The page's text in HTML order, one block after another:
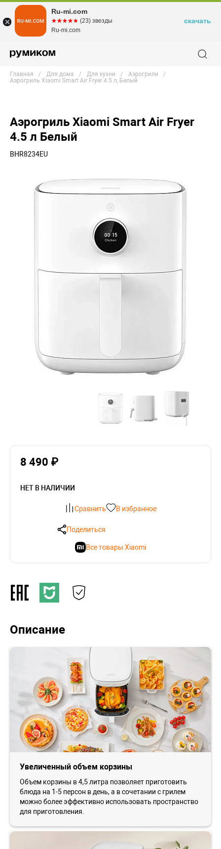
Главная Для дома Для кухни
Аэрогрили
Аэрогриль Xiaomi Smart Air Fryer 4.5 л, Белый
Аэрогриль Xiaomi Smart Air Fryer
4.5 л Белый
BHR8234EU
8 490 ₽
НЕТ В НАЛИЧИИ
Сравнить В избранное
Поделиться
Все товары Xiaomi
Описание
Увеличенный объем корзины
Объем корзины в 4,5 литра позволяет приготовить
блюда на 1-5 персон в день, а в сочетании с грилем
можно более эффективно использовать пространство
для приготовления.
Ru-mi.com
☆☆☆☆☆
★★★★★ (23) звезды
Ru-mi.com
скачать